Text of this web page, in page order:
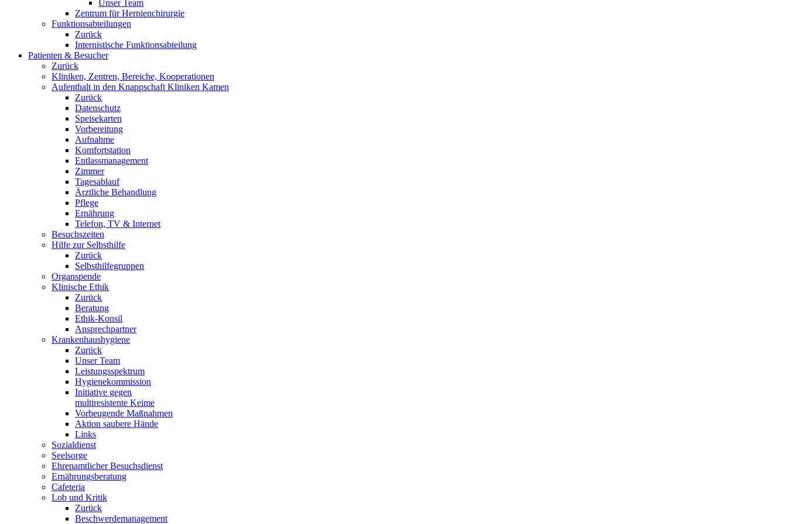
Unser Team
Zentrum für Hernienchirurgie
Funktionsabteilungen
Zurück
Internistische Funktionsabteilung
Patienten & Besucher
Zurück
Kliniken, Zentren, Bereiche, Kooperationen
Aufenthalt in den Knappschaft Kliniken Kamen
Zurück
Datenschutz
Speisekarten
Vorbereitung
Aufnahme
Komfortstation
Entlassmanagement
Zimmer
Tagesablauf
Ärztliche Behandlung
Pflege
Ernährung
Telefon, TV & Internet
Besuchszeiten
Hilfe zur Selbsthilfe
Zurück
Selbsthilfegruppen
Organspende
Klinische Ethik
Zurück
Beratung
Ethik-Konsil
Ansprechpartner
Krankenhaushygiene
Zurück
Unser Team
Leistungsspektrum
Hygienekommission
Initiative gegen
multiresistente Keime
Vorbeugende Maßnahmen
Aktion saubere Hände
Links
Sozialdienst
Seelsorge
Ehrenamtlicher Besuchsdienst
Ernährungsberatung
Cafeteria
Lob und Kritik
Zurück
Beschwerdemanagement